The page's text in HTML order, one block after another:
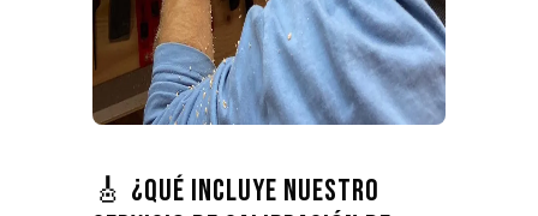
🎸 ¿Qué incluye nuestro